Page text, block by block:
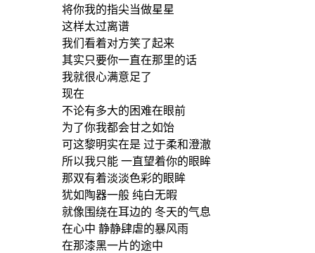
将你我的指尖当做星星
这样太过离谱
我们看着对方笑了起来
其实只要你一直在那里的话
我就很心满意足了
现在
不论有多大的困难在眼前
为了你我都会甘之如饴
可这黎明实在是 过于柔和澄澈
所以我只能 一直望着你的眼眸
那双有着淡淡色彩的眼眸
犹如陶器一般 纯白无暇
就像围绕在耳边的 冬天的气息
在心中 静静肆虐的暴风雨
在那漆黑一片的途中